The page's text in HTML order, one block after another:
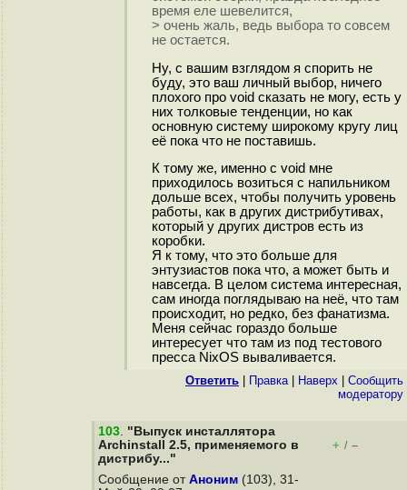
время еле шевелится,
> очень жаль, ведь выбора то совсем
не остается.
Ну, с вашим взглядом я спорить не
буду, это ваш личный выбор, ничего
плохого про void сказать не могу, есть у
них толковые тенденции, но как
основную систему широкому кругу лиц
её пока что не поставишь.
К тому же, именно с void мне
приходилось возиться с напильником
дольше всех, чтобы получить уровень
работы, как в других дистрибутивах,
который у других дистров есть из
коробки.
Я к тому, что это больше для
энтузиастов пока что, а может быть и
навсегда. В целом система интересная,
сам иногда поглядываю на неё, что там
происходит, но редко, без фанатизма.
Меня сейчас гораздо больше
интересует что там из под тестового
пресса NixOS вываливается.
Ответить Правка| Наверх
Cообщить
модератору
103. "Выпуск инсталлятора
Archinstall 2.5, применяемого в
дистрибу..."
+ / –
Сообщение от Аноним (103), 31-